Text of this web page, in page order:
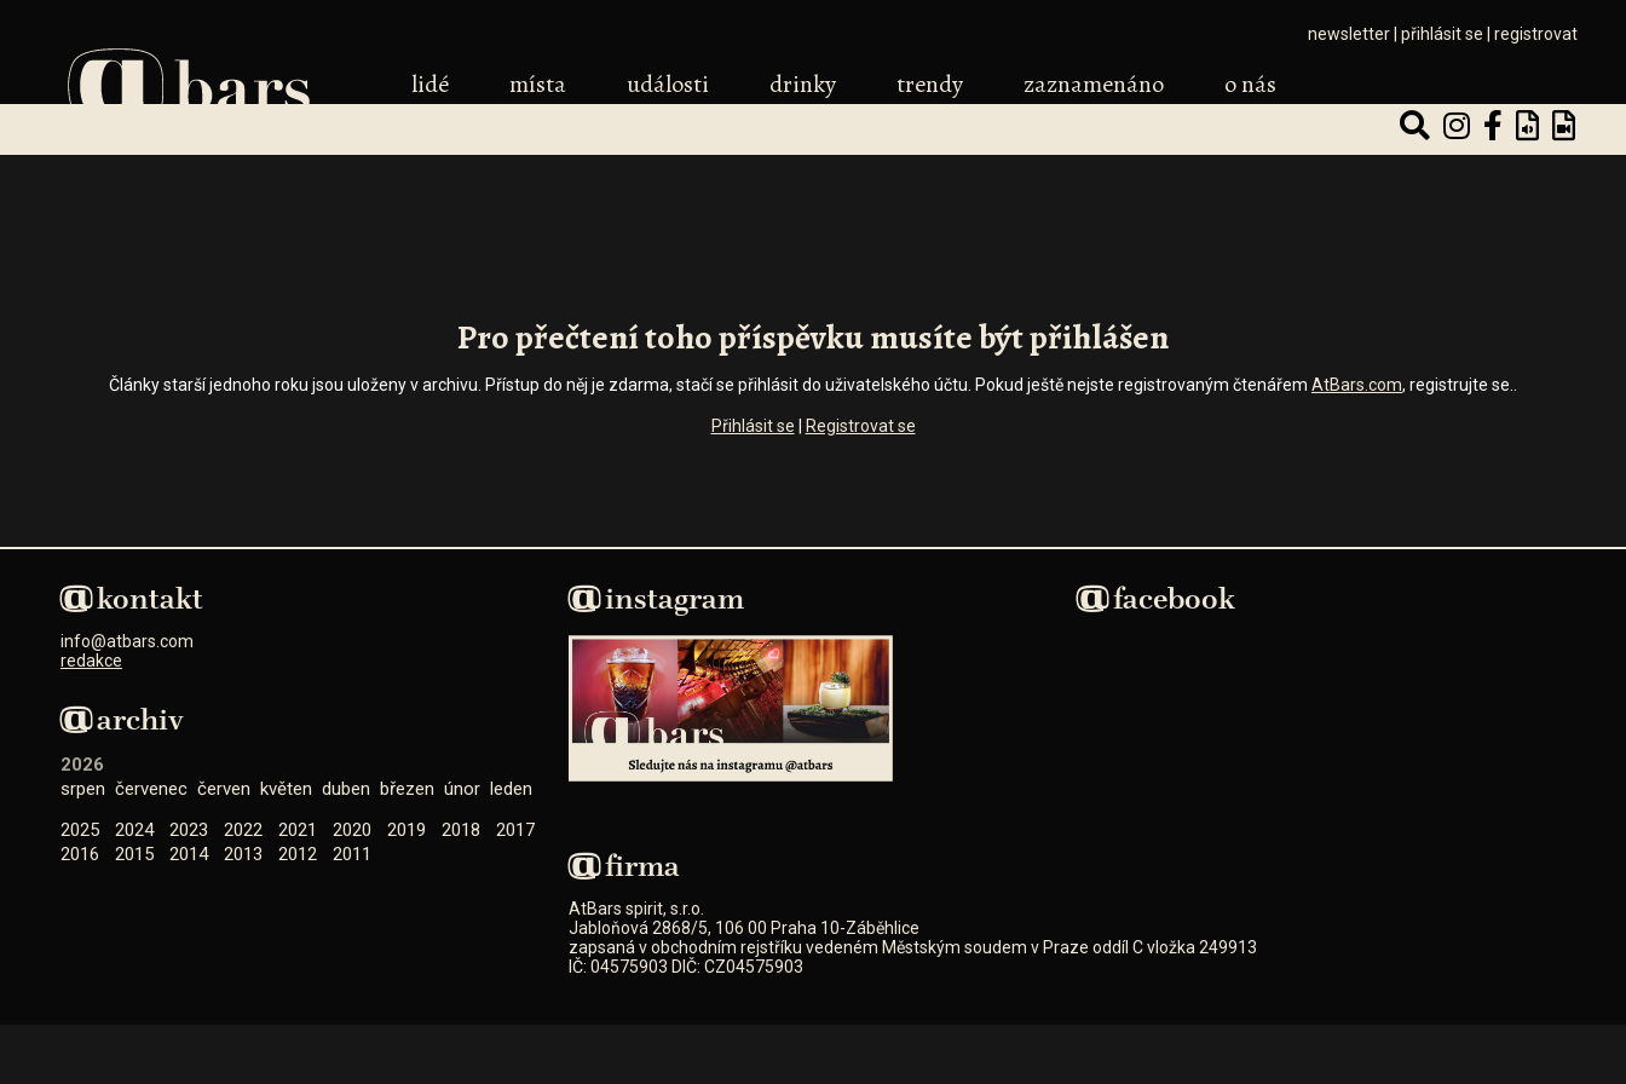
newsletter přihlásit se registrovat
lidé místa události drinky trendy zaznamenáno o nás
Pro přečtení toho příspěvku musíte být přihlášen
Články starší jednoho roku jsou uloženy v archivu. Přístup do něj je zdarma, stačí se přihlásit do uživatelského účtu. Pokud ještě nejste registrovaným čtenářem AtBars.com, registrujte se..
Přihlásit se | Registrovat se
kontakt
info@atbars.com
redakce
archiv
2026
srpen červenec červen květen duben březen únor leden
2025
2024 2023 2022 2021 2020 2019 2018
2017
2016
2015 2014 2013 2012 2011
instagram facebook
firma
AtBars spirit, s.r.o.
Jabloňová 2868/5, 106 00 Praha 10-Záběhlice
zapsaná v obchodním rejstříku vedeném Městským soudem v Praze oddíl C vložka 249913
IČ: 04575903 DIČ: CZ04575903